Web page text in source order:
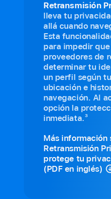
Retransmisión
lleva tu
allá cuando
Esta
para impedir
proveedores de
determinar tu
un perfil según
ubicación e
navegación. Al
opción la
inmediata.3
Más información
Retransmisión
protege tu
(PDF en inglés)